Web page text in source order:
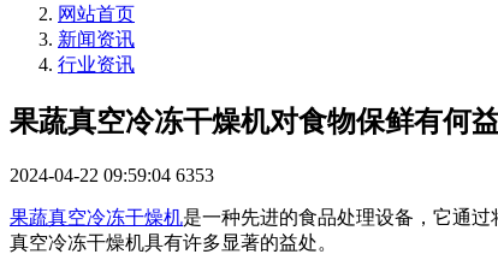
网站首页
新闻资讯
行业资讯
果蔬真空冷冻干燥机对食物保鲜有何
2024-04-22 09:59:04 6353
果蔬真空冷冻干燥机是一种先进的食品处理设备，它通
真空冷冻干燥机具有许多显著的益处。